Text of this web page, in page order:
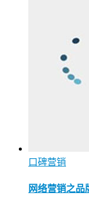
口碑营销
网络营销之品